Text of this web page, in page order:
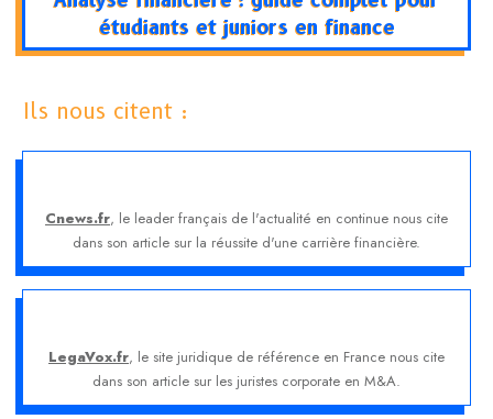
étudiants et juniors en finance
Ils nous citent :
Cnews.fr, le leader français de l'actualité en continue nous cite
dans son article sur la réussite d'une carrière financière.
LegaVox.fr, le site juridique de référence en France nous cite
dans son article sur les juristes corporate en M&A.